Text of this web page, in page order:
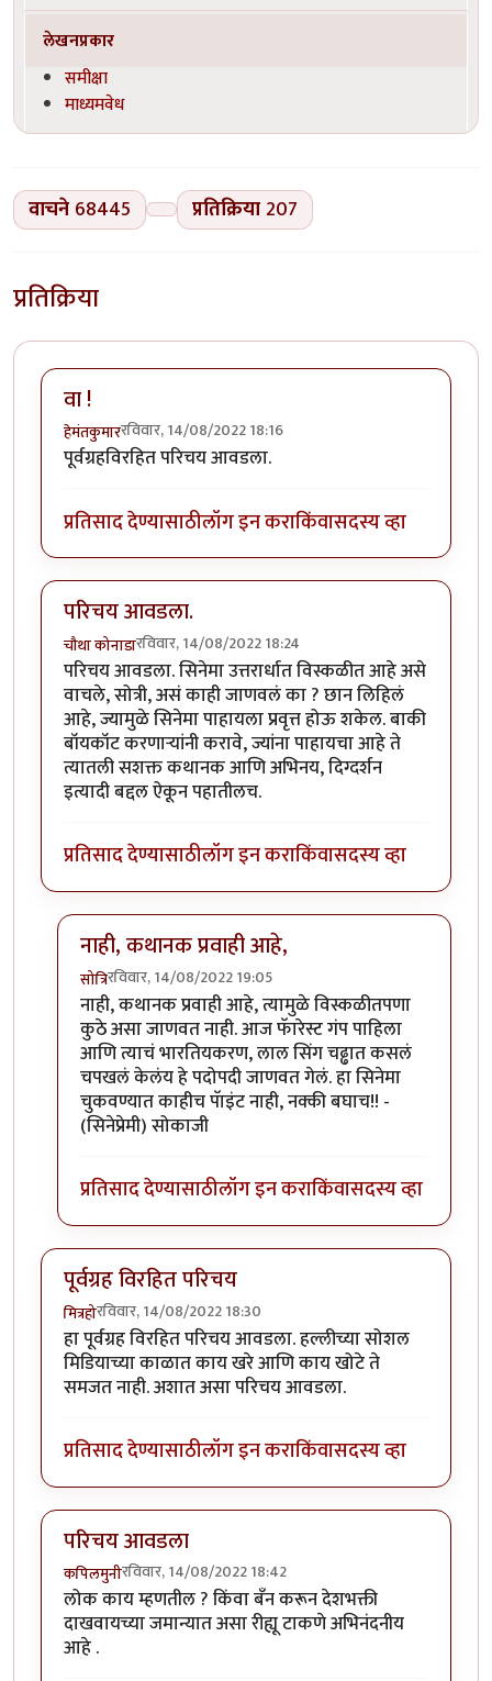
लेखनप्रकार
समीक्षा
माध्यमवेध
वाचने 68445 प्रतिक्रिया 207
प्रतिक्रिया
वा !
हेमंतकुमाररविवार, 14/08/2022 18:16
पूर्वग्रहविरहित परिचय आवडला.
प्रतिसाद देण्यासाठीलॉग इन कराकिंवासदस्य व्हा
परिचय आवडला.
चौथा कोनाडारविवार, 14/08/2022 18:24
परिचय आवडला. सिनेमा उत्तरार्धात विस्कळीत आहे असे
वाचले, सोत्री, असं काही जाणवलं का ? छान लिहिलं
आहे, ज्यामुळे सिनेमा पाहायला प्रवृत्त होऊ शकेल. बाकी
बॉयकॉट करणाऱ्यांनी करावे, ज्यांना पाहायचा आहे ते
त्यातली सशक्त कथानक आणि अभिनय, दिग्दर्शन
इत्यादी बद्दल ऐकून पहातीलच.
प्रतिसाद देण्यासाठीलॉग इन कराकिंवासदस्य व्हा
नाही, कथानक प्रवाही आहे,
सोत्रिरविवार, 14/08/2022 19:05
In reply toपरिचय आवडला.byचौथा कोनाडा
नाही, कथानक प्रवाही आहे, त्यामुळे विस्कळीतपणा
कुठे असा जाणवत नाही. आज फॅारेस्ट गंप पाहिला
आणि त्याचं भारतियकरण, लाल सिंग चढ्ढात कसलं
चपखलं केलंय हे पदोपदी जाणवत गेलं. हा सिनेमा
चुकवण्यात काहीच पॅाइंट नाही, नक्की बघाच!! -
(सिनेप्रेमी) सोकाजी
प्रतिसाद देण्यासाठीलॉग इन कराकिंवासदस्य व्हा
पूर्वग्रह विरहित परिचय
मित्रहोरविवार, 14/08/2022 18:30
हा पूर्वग्रह विरहित परिचय आवडला. हल्लीच्या सोशल
मिडियाच्या काळात काय खरे आणि काय खोटे ते
समजत नाही. अशात असा परिचय आवडला.
प्रतिसाद देण्यासाठीलॉग इन कराकिंवासदस्य व्हा
परिचय आवडला
कपिलमुनीरविवार, 14/08/2022 18:42
लोक काय म्हणतील ? किंवा बँन करून देशभक्ती
दाखवायच्या जमान्यात असा रीह्यू टाकणे अभिनंदनीय
आहे .